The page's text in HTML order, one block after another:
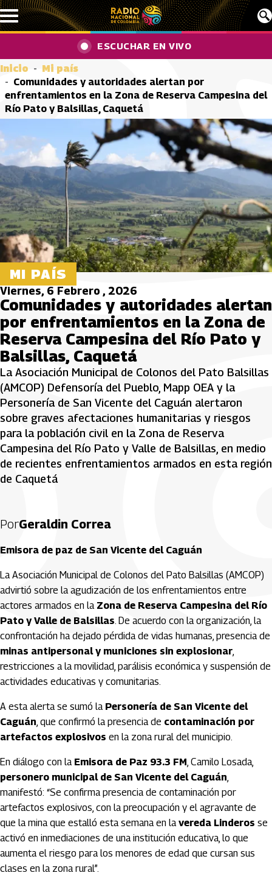
Pasar al contenido principal
ESCUCHAR EN VIVO
Inicio
Mi país
Comunidades y autoridades alertan por
enfrentamientos en la Zona de Reserva Campesina del
Río Pato y Balsillas, Caquetá
MI PAÍS
Viernes, 6 Febrero , 2026
Comunidades y autoridades alertan
por enfrentamientos en la Zona de
Reserva Campesina del Río Pato y
Balsillas, Caquetá
La Asociación Municipal de Colonos del Pato Balsillas
(AMCOP) Defensoría del Pueblo, Mapp OEA y la
Personería de San Vicente del Caguán alertaron
sobre graves afectaciones humanitarias y riesgos
para la población civil en la Zona de Reserva
Campesina del Río Pato y Valle de Balsillas, en medio
de recientes enfrentamientos armados en esta región
de Caquetá
PorGeraldin Correa
Emisora de paz de San Vicente del Caguán
La Asociación Municipal de Colonos del Pato Balsillas (AMCOP)
advirtió sobre la agudización de los enfrentamientos entre
actores armados en la Zona de Reserva Campesina del Río
Pato y Valle de Balsillas. De acuerdo con la organización, la
confrontación ha dejado pérdida de vidas humanas, presencia de
minas antipersonal y municiones sin explosionar,
restricciones a la movilidad, parálisis económica y suspensión de
actividades educativas y comunitarias.
A esta alerta se sumó la Personería de San Vicente del
Caguán, que confirmó la presencia de contaminación por
artefactos explosivos en la zona rural del municipio.
En diálogo con la Emisora de Paz 93.3 FM, Camilo Losada,
personero municipal de San Vicente del Caguán,
manifestó: “Se confirma presencia de contaminación por
artefactos explosivos, con la preocupación y el agravante de
que la mina que estalló esta semana en lavereda Linderos se
activó en inmediaciones de una institución educativa, lo que
aumenta el riesgo para los menores de edad que cursan sus
clases en la zona rural”.